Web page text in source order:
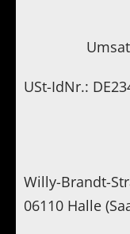
USt-IdNr.:
Willy-Brandt-
06110 Halle